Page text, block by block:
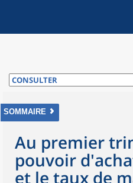
SOMMAIRE
Au premier
pouvoir
et le taux de